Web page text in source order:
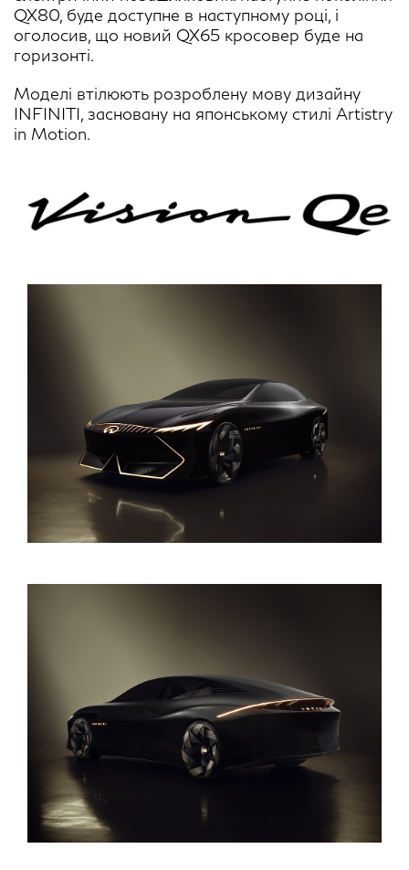
QX80, буде доступне в наступному році, і
оголосив, що новий QX65 кросовер буде на
горизонті.
Моделі втілюють розроблену мову дизайну
INFINITI, засновану на японському стилі Artistry
in Motion.